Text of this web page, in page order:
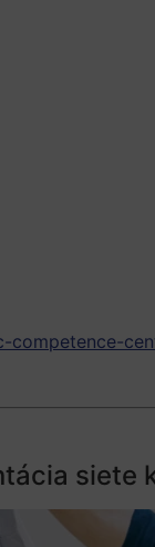
siete